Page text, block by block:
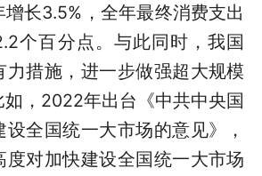
长3.5%，全年最终消费支出
个百分点。与此同时，我国
力措施，进一步做强超大规模
，2022年出台《中共中央国
全国统一大市场的意见》，
度对加快建设全国统一大市场